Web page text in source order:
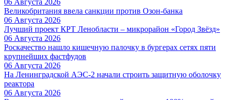
Великобритания ввела санкции против Озон-банка
06 Августа 2026
Лучший проект КРТ Ленобласти – микрорайон «Город Звёзд»
06 Августа 2026
Роскачество нашло кишечную палочку в бургерах сетях пяти
крупнейших фастфудов
06 Августа 2026
На Ленинградской АЭС-2 начали строить защитную оболочку
реактора
06 Августа 2026